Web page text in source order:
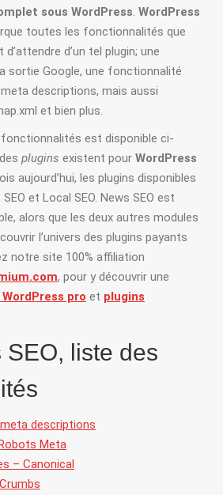
sous WordPress. WordPress
toutes les fonctionnalités que
d’un tel plugin; une
sortie Google, une fonctionnalité
meta descriptions, mais aussi
et bien plus.
est disponible ci-
plugins existent pour WordPress
aujourd’hui, les plugins disponibles
et Local SEO. News SEO est
alors que les deux autres modules
l’univers des plugins payants
notre site 100% affiliation
, pour y découvrir une
pro et plugins
SEO, liste des
descriptions
Meta
– Canonical